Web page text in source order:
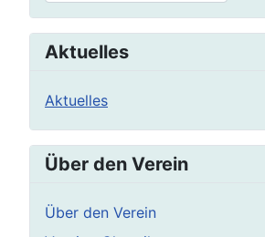
Aktuelles
Aktuelles
Über den Verein
Über den Verein